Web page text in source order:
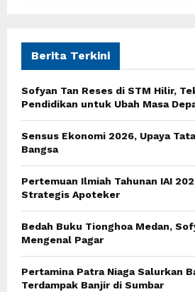
f
r
Berita Terkini
Sofyan Tan Reses di STM Hilir,
Pendidikan untuk Ubah Masa
Sensus Ekonomi 2026, Upaya
Bangsa
Pertemuan Ilmiah Tahunan IAI
Strategis Apoteker
Bedah Buku Tionghoa Medan,
Mengenal Pagar
Pertamina Patra Niaga Salurkan
Terdampak Banjir di Sumbar